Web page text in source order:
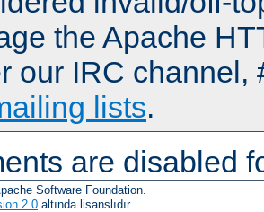
the Apache
our IRC channel,
lists.
are disabled
Software Foundation.
2.0 altında lisanslıdır.